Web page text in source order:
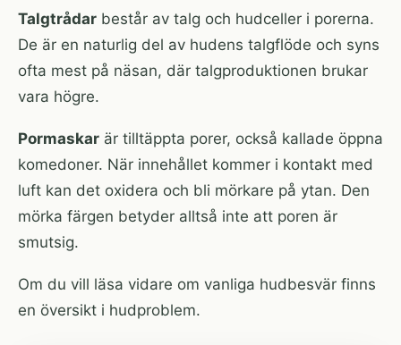
Talgtrådar består av talg och hudceller i porerna.
De är en naturlig del av hudens talgflöde och syns
ofta mest på näsan, där talgproduktionen brukar
vara högre.
Pormaskar är tilltäppta porer, också kallade öppna
komedoner. När innehållet kommer i kontakt med
luft kan det oxidera och bli mörkare på ytan. Den
mörka färgen betyder alltså inte att poren är
smutsig.
Om du vill läsa vidare om vanliga hudbesvär finns
en översikt i hudproblem.